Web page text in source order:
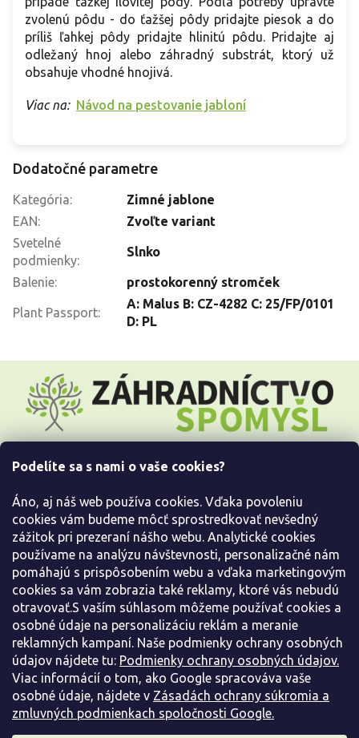
Podelíte sa s nami o vaše cookies?
Áno, aj náš web používa cookies. Vďaka povoleniu
cookies vám budeme môcť sprostredkovať nevšedný
zážitok pri prezeraní nášho webu. Analytické cookies
používame na analýzu návštevnosti, personalizačné nám
pomáhajú s prispôsobením webu a vďaka marketingovým
cookies sa vám zobrazia také reklamy, ktoré vás nebudú
otravovať.S vaším súhlasom môžeme používať cookies a
osobné údaje na personalizáciu reklám a meranie
reklamných kampaní. Naše podmienky ochrany osobných
údajov nájdete tu: Podmienky ochrany osobných údajov.
Viac informácií o tom, ako Google spracováva vaše
osobné údaje, nájdete v Zásadách ochrany súkromia a
zmluvných podmienkach spoločnosti Google.
zvolenú pôdu - do ťažšej pôdy pridajte piesok a do
príliš ľahkej pôdy pridajte hlinitú pôdu. Pridajte aj
odležaný hnoj alebo záhradný substrát, ktorý už
obsahuje vhodné hnojivá.
Viac na: Návod na pestovanie jabloní
Dodatočné parametre
Kategória:
Zimné jablone
EAN:
Zvoľte variant
Svetelné
podmienky:
Slnko
Balenie: prostokorenný stromček
Plant Passport:
A: Malus B: CZ-4282 C: 25/FP/0101
D: PL
t
Informácie pre Vás
Kontaktujte nás